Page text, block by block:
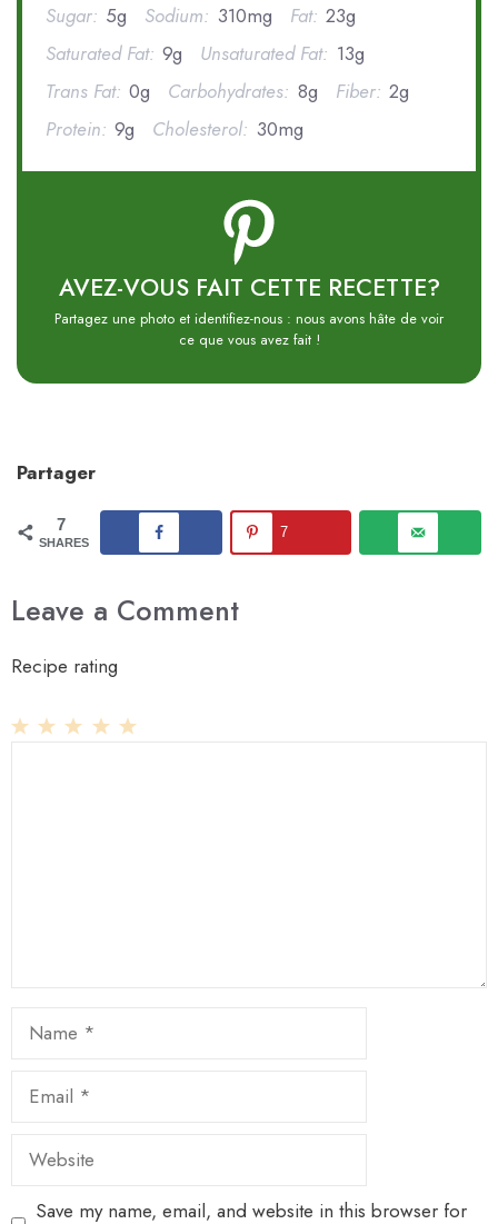
Sugar: 5g Sodium: 310mg Fat: 23g
Saturated Fat: 9g Unsaturated Fat: 13g
Trans Fat: 0g Carbohydrates: 8g Fiber: 2g
Protein: 9g Cholesterol: 30mg
AVEZ-VOUS FAIT CETTE RECETTE?
Partagez une photo et identifiez-nous : nous avons hâte de voir
ce que vous avez fait !
Partager
7
SHARES
7
Leave a Comment
Recipe rating
Website
Save my name, email, and website in this browser for